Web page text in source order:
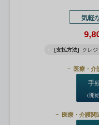
気軽
[支払方法] クレ
医療・介
手
（開
医療・介護関